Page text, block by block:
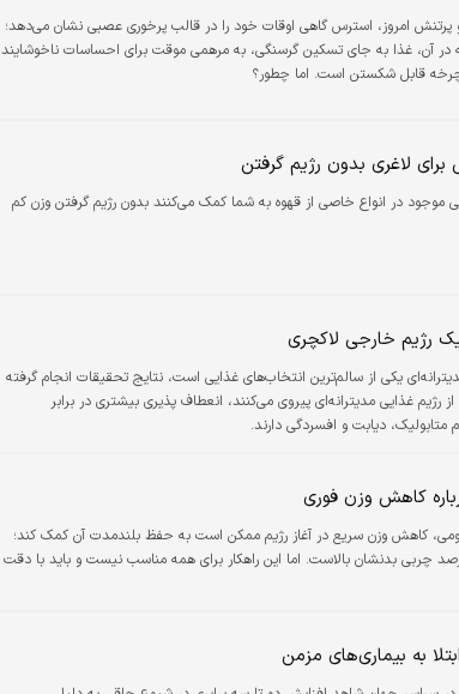
و پرتنش امروز، استرس گاهی اوقات خود را در قالب پرخوری عصبی نشان می‌دهد؛
آن، غذا به جای تسکین گرسنگی، به مرهمی موقت برای احساسات ناخوشایند
قابل شکستن است. اما چطور؟
برای لاغری بدون رژیم گرفتن
موجود در انواع خاصی از قهوه به شما کمک می‌کنند بدون رژیم گرفتن وزن کم
رژیم خارجی لاکچری
یکی از سالم‌ترین انتخاب‌های غذایی است، نتایج تحقیقات انجام گرفته
رژیم غذایی مدیترانه‌ای پیروی می‌کنند، انعطاف پذیری بیشتری در برابر
متابولیک، دیابت و افسردگی دارند.
کاهش وزن فوری
کاهش وزن سریع در آغاز رژیم ممکن است به حفظ بلندمدت آن کمک کند؛
چربی بدنشان بالاست. اما این راهکار برای همه مناسب نیست و باید با دقت
به بیماری‌های مزمن